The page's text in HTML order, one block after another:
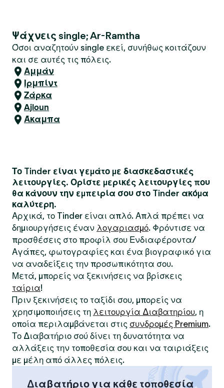
Ψάχνεις single; Ar-Ramtha
Όσοι αναζητούν single εκεί, συνήθως κοιτάζουν
και σε αυτές τις πόλεις.
Αμμάν
Ιρμπίντ
Ζάρκα
Ajloun
Άκαμπα
Το Tinder είναι γεμάτο με διασκεδαστικές
λειτουργίες. Ορίστε μερικές λειτουργίες που
θα κάνουν την εμπειρία σου στο Tinder ακόμα
καλύτερη.
Αρχικά, το Tinder είναι απλό. Απλά πρέπει να
δημιουργήσεις έναν λογαριασμό. Φρόντισε να
προσθέσεις στο προφίλ σου Ενδιαφέροντα/
Αγάπες, φωτογραφίες και ένα βιογραφικό για
να αναδείξεις την προσωπικότητα σου.
Μετά, μπορείς να ξεκινήσεις να βρίσκεις
ταίρια!
Πριν ξεκινήσεις το ταξίδι σου, μπορείς να
χρησιμοποιήσεις τη λειτουργία Διαβατηρίου, η
οποία περιλαμβάνεται στις συνδρομές Premium.
Το Διαβατήριο σού δίνει τη δυνατότητα να
αλλάξεις την τοποθεσία σου και να ταιριάξεις
με μέλη από άλλες πόλεις.
Διαβατήριο για κάθε τοποθεσία